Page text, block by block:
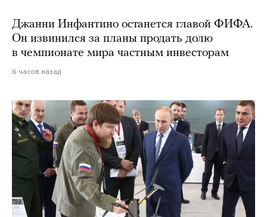
Джанни Инфантино останется главой ФИФА.
Он извинился за планы продать долю
в чемпионате мира частным инвесторам
6 часов назад